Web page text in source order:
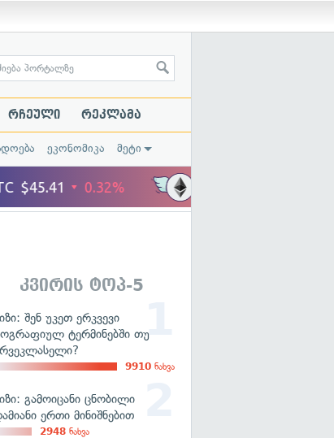
რჩეული რეკლამა
ეკონომიკა მეტი
კვირის ტოპ-5
შენ უკეთ ერკვევი
ტერმინებში თუ
9910 ნახვა
გამოიცანი ცნობილი
ერთი მინიშნებით
2948 ნახვა